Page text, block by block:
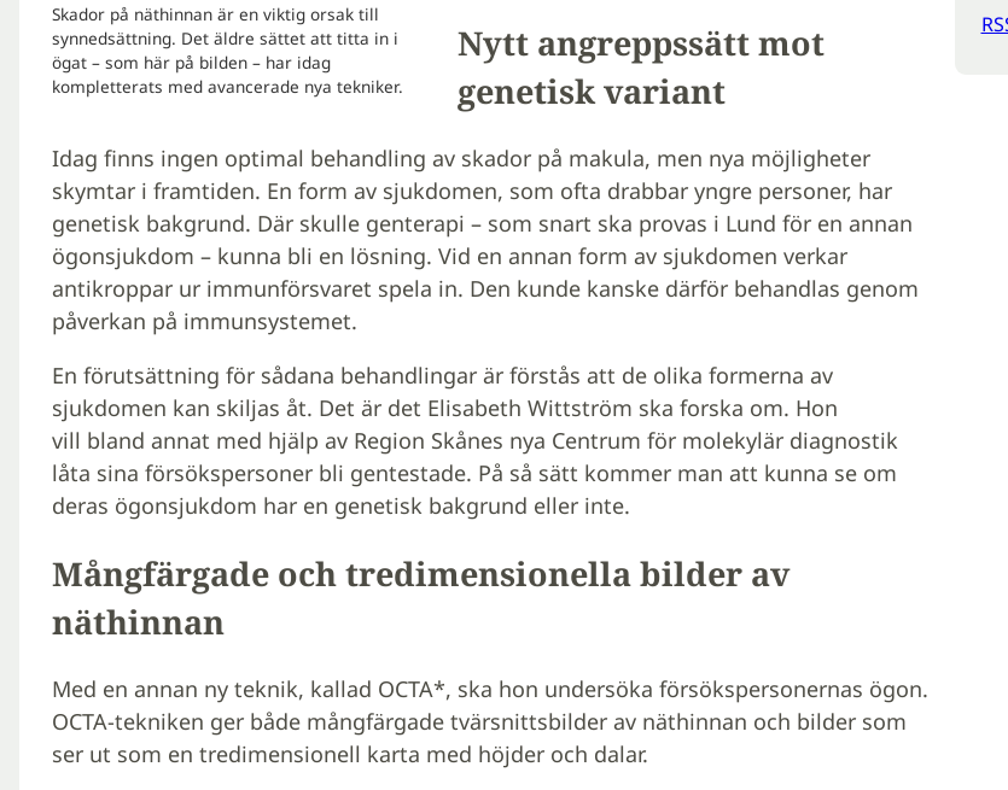
Skador på näthinnan är en viktig orsak till
synnedsättning. Det äldre sättet att titta in i
ögat – som här på bilden – har idag
kompletterats med avancerade nya tekniker.
Nytt angreppssätt mot
genetisk variant
Idag finns ingen optimal behandling av skador på makula, men nya möjligheter
skymtar i framtiden. En form av sjukdomen, som ofta drabbar yngre personer, har
genetisk bakgrund. Där skulle genterapi – som snart ska provas i Lund för en annan
ögonsjukdom – kunna bli en lösning. Vid en annan form av sjukdomen verkar
antikroppar ur immunförsvaret spela in. Den kunde kanske därför behandlas genom
påverkan på immunsystemet.
En förutsättning för sådana behandlingar är förstås att de olika formerna av
sjukdomen kan skiljas åt. Det är det Elisabeth Wittström ska forska om. Hon
vill bland annat med hjälp av Region Skånes nya Centrum för molekylär diagnostik
låta sina försökspersoner bli gentestade. På så sätt kommer man att kunna se om
deras ögonsjukdom har en genetisk bakgrund eller inte.
Mångfärgade och tredimensionella bilder av
näthinnan
Med en annan ny teknik, kallad OCTA*, ska hon undersöka försökspersonernas ögon.
OCTA-tekniken ger både mångfärgade tvärsnittsbilder av näthinnan och bilder som
ser ut som en tredimensionell karta med höjder och dalar.